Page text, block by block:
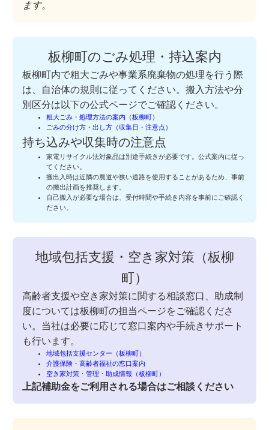
ます。
板柳町のごみ処理・持込案内
板柳町内で粗大ごみや事業系廃棄物の処理を行う際
は、自治体の規則に従ってください。搬入方法や分
別区分は以下の公式ページでご確認ください。
粗大ごみ・処理方法の案内（板柳町）
ごみの分け方・出し方（収集日・注意点）
持ち込みや収集時の注意点
家電リサイクル法対象品は別途手続きが必要です。公式案内に従っ
てください。
搬出入時は近隣の農道や狭い道路を使用することがあるため、事前
の搬出計画を推奨します。
自己搬入が必要な場合は、受付時間や手続き内容を事前にご確認く
ださい。
地域包括支援・空き家対策（板柳
町）
高齢者支援や空き家対策に関する相談窓口、助成制
度については板柳町の担当ページをご確認くださ
い。当社は必要に応じて窓口案内や手続きサポート
も行います。
地域包括支援センター（板柳町）
介護保険・高齢者福祉の窓口案内
空き家対策・管理・助成情報（板柳町）
上記補助金をご利用される場合はご相談ください